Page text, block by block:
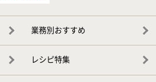
業務別おすすめ
レシピ特集